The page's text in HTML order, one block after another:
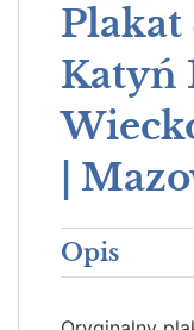
Plakat
Katyń
|
Opis